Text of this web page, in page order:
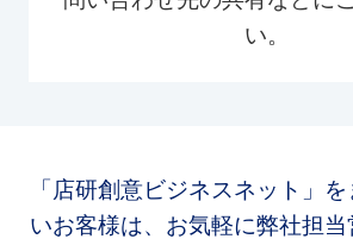
い。
「店研創意ビジネスネット」
いお客様は、お気軽に弊社担